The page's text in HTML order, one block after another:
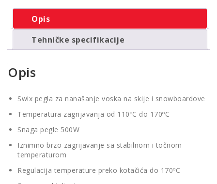
Opis
Tehničke specifikacije
Opis
Swix pegla za nanašanje voska na skije i snowboardove
Temperatura zagrijavanja od 110ºC do 170ºC
Snaga pegle 500W
Iznimno brzo zagrijavanje sa stabilnom i točnom
temperaturom
Regulacija temperature preko kotačića do 170ºC